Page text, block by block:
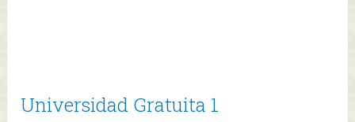
Universidad Gratuita 1